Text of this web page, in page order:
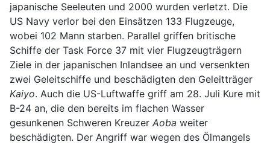
japanische Seeleuten und 2000 wurden verletzt. Die
US Navy verlor bei den Einsätzen 133 Flugzeuge,
wobei 102 Mann starben. Parallel griffen britische
Schiffe der Task Force 37 mit vier Flugzeugträgern
Ziele in der japanischen Inlandsee an und versenkten
zwei Geleitschiffe und beschädigten den Geleitträger
Kaiyo. Auch die US-Luftwaffe griff am 28. Juli Kure mit
B-24 an, die den bereits im flachen Wasser
gesunkenen Schweren Kreuzer Aoba weiter
beschädigten. Der Angriff war wegen des Ölmangels